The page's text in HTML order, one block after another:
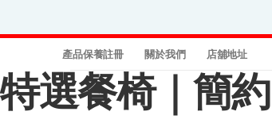
產品保養註冊 關於我們 店舖地址
特選餐椅｜簡